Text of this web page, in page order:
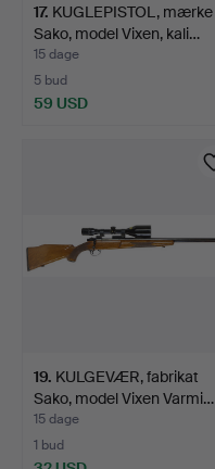
17. KUGLEPISTOL, mærke
Sako, model Vixen, kali…
15 dage
5 bud
59 USD
19. KULGEVÆR, fabrikat
Sako, model Vixen Varmi…
15 dage
1 bud